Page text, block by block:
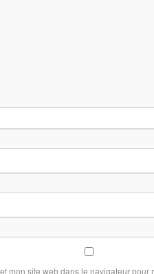
mon site web dans le navigateur pour